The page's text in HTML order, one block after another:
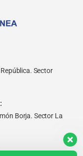
Sector
Borja. Sector La